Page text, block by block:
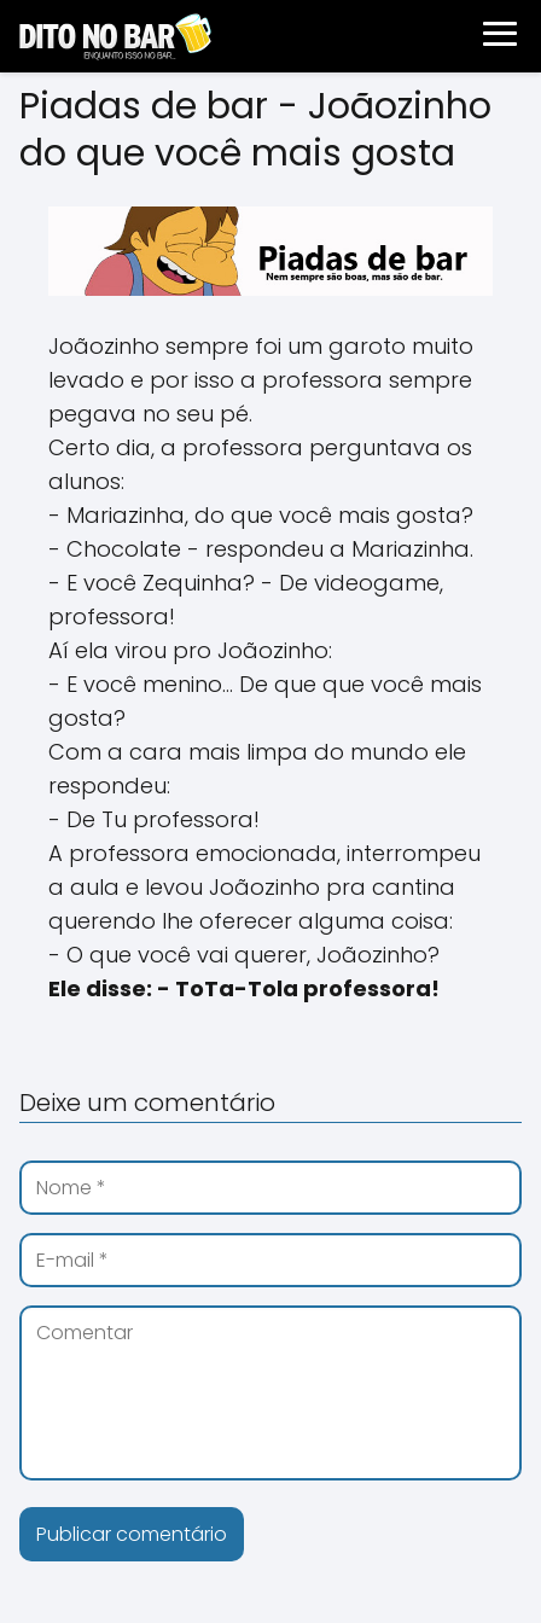
Piadas de bar - Joãozinho
do que você mais gosta
Joãozinho sempre foi um garoto muito
levado e por isso a professora sempre
pegava no seu pé.
Certo dia, a professora perguntava os
alunos:
- Mariazinha, do que você mais gosta?
- Chocolate - respondeu a Mariazinha.
- E você Zequinha? - De videogame,
professora!
Aí ela virou pro Joãozinho:
- E você menino... De que que você mais
gosta?
Com a cara mais limpa do mundo ele
respondeu:
- De Tu professora!
A professora emocionada, interrompeu
a aula e levou Joãozinho pra cantina
querendo lhe oferecer alguma coisa:
- O que você vai querer, Joãozinho?
Ele disse: - ToTa-Tola professora!
Deixe um comentário